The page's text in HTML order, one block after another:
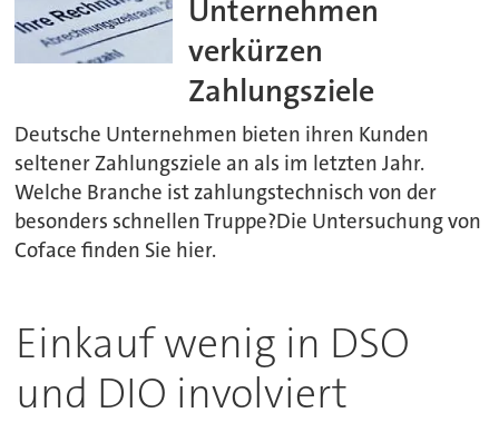
Unternehmen
verkürzen
Zahlungsziele
Deutsche Unternehmen bieten ihren Kunden
seltener Zahlungsziele an als im letzten Jahr.
Welche Branche ist zahlungstechnisch von der
besonders schnellen Truppe?Die Untersuchung von
Coface finden Sie hier.
Einkauf wenig in DSO
und DIO involviert